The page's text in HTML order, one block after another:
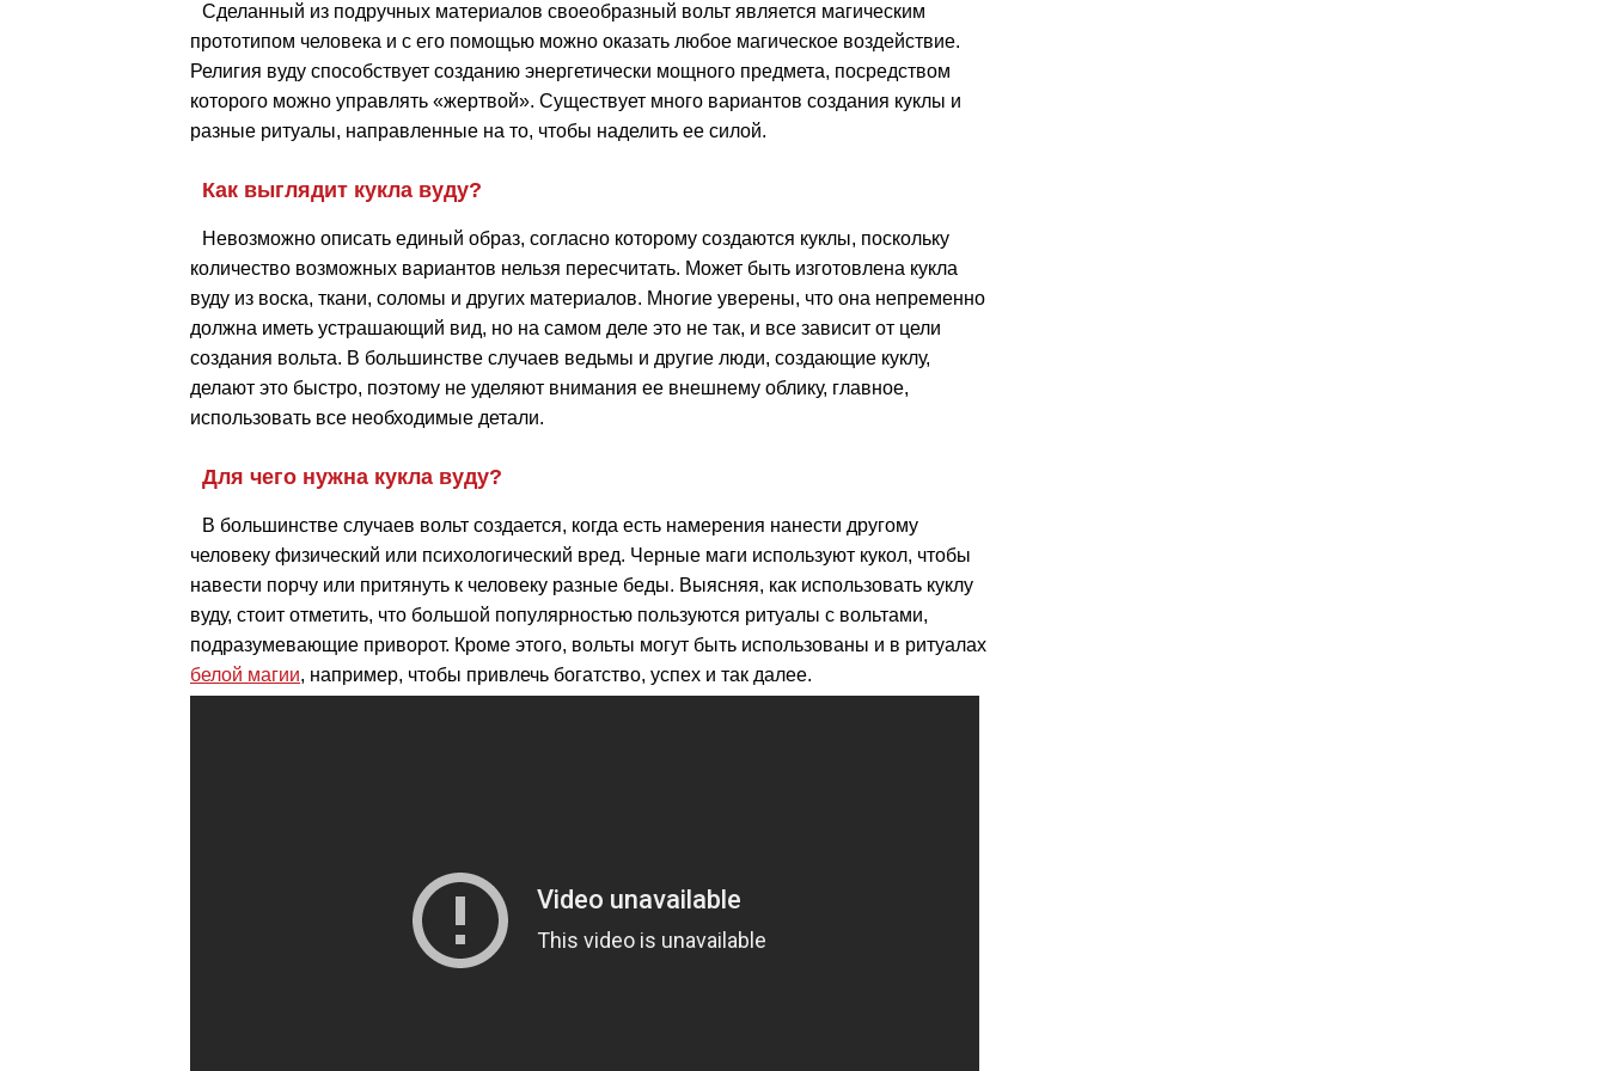
Сделанный из подручных материалов своеобразный вольт является магическим
прототипом человека и с его помощью можно оказать любое магическое воздействие.
Религия вуду способствует созданию энергетически мощного предмета, посредством
которого можно управлять «жертвой». Существует много вариантов создания куклы и
разные ритуалы, направленные на то, чтобы наделить ее силой.
Как выглядит кукла вуду?
Невозможно описать единый образ, согласно которому создаются куклы, поскольку
количество возможных вариантов нельзя пересчитать. Может быть изготовлена кукла
вуду из воска, ткани, соломы и других материалов. Многие уверены, что она непременно
должна иметь устрашающий вид, но на самом деле это не так, и все зависит от цели
создания вольта. В большинстве случаев ведьмы и другие люди, создающие куклу,
делают это быстро, поэтому не уделяют внимания ее внешнему облику, главное,
использовать все необходимые детали.
Для чего нужна кукла вуду?
В большинстве случаев вольт создается, когда есть намерения нанести другому
человеку физический или психологический вред. Черные маги используют кукол, чтобы
навести порчу или притянуть к человеку разные беды. Выясняя, как использовать куклу
вуду, стоит отметить, что большой популярностью пользуются ритуалы с вольтами,
подразумевающие приворот. Кроме этого, вольты могут быть использованы и в ритуалах
белой магии, например, чтобы привлечь богатство, успех и так далее.